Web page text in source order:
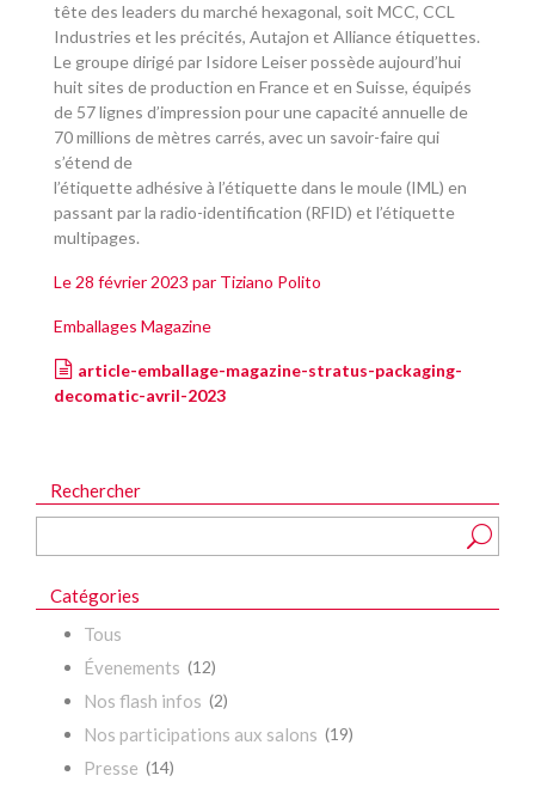
tête des leaders du marché hexagonal, soit MCC, CCL
Industries et les précités, Autajon et Alliance étiquettes.
Le groupe dirigé par Isidore Leiser possède aujourd’hui
huit sites de production en France et en Suisse, équipés
de 57 lignes d’impression pour une capacité annuelle de
70 millions de mètres carrés, avec un savoir-faire qui
s’étend de
l’étiquette adhésive à l’étiquette dans le moule (IML) en
passant par la radio-identification (RFID) et l’étiquette
multipages.
Le 28 février 2023 par Tiziano Polito
Emballages Magazine
article-emballage-magazine-stratus-packaging-
decomatic-avril-2023
Rechercher
Catégories
Tous
Évenements (12)
Nos flash infos (2)
Nos participations aux salons (19)
Presse (14)